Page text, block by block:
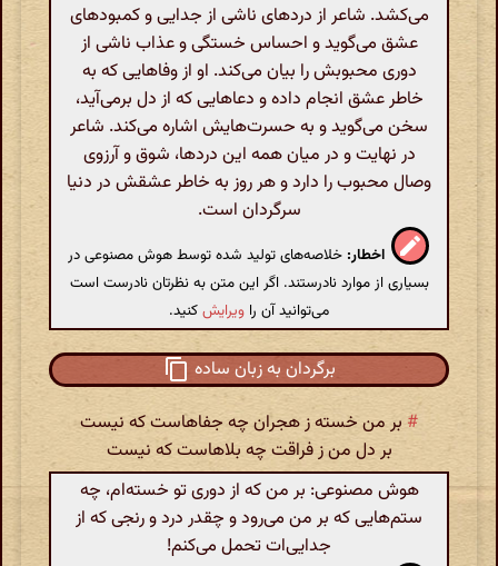
می‌کشد. شاعر از دردهای ناشی از جدایی و کمبودهای
عشق می‌گوید و احساس خستگی و عذاب ناشی از
دوری محبوبش را بیان می‌کند. او از وفاهایی که به
خاطر عشق انجام داده و دعاهایی که از دل برمی‌آید،
سخن می‌گوید و به حسرت‌هایش اشاره می‌کند. شاعر
در نهایت و در میان همه این دردها، شوق و آرزوی
وصال محبوب را دارد و هر روز به خاطر عشقش در دنیا
سرگردان است.
اخطار: خلاصه‌های تولید شده توسط هوش مصنوعی در
بسیاری از موارد نادرستند. اگر این متن به نظرتان نادرست است
می‌توانید آن را ویرایشکنید.
برگردان به زبان ساده
# بر من خسته ز هجران چه جفاهاست که نیست
بر دل من ز فراقت چه بلاهاست که نیست
هوش مصنوعی: بر من که از دوری تو خسته‌ام، چه
ستم‌هایی که بر من می‌رود و چقدر درد و رنجی که از
جدایی‌ات تحمل می‌کنم!